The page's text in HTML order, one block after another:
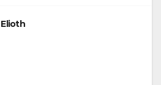
Elioth